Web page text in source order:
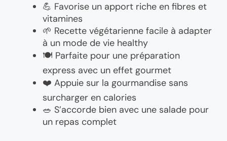
💪 Favorise un apport riche en fibres et
vitamines
🌱 Recette végétarienne facile à adapter
à un mode de vie healthy
🍽️ Parfaite pour une préparation
express avec un effet gourmet
❤️ Appuie sur la gourmandise sans
surcharger en calories
🥗 S’accorde bien avec une salade pour
un repas complet